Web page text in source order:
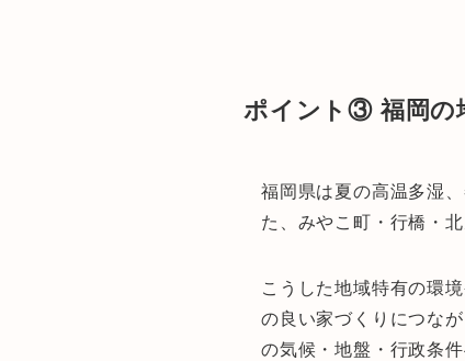
ポイント③ 福岡の
福岡県は夏の高温多湿
た、みやこ町・行橋・
こうした地域特有の環
の良い家づくりにつな
の気候・地盤・行政条